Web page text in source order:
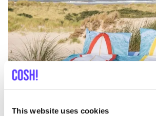
This website uses cookies